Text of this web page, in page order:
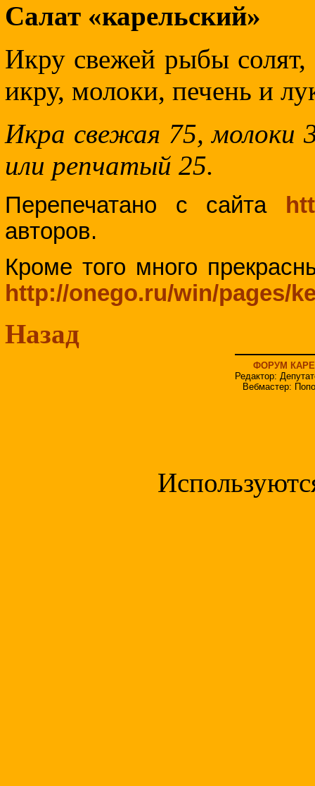
Салат «карельский»
Икру свежей рыбы солят,
икру, молоки, печень и
Икра свежая 75, молоки
или репчатый 25.
Перепечатано с сайта
авторов.
Кроме того много
http://onego.ru/win/pages/
Назад
ФОРУМ
Редактор:
Вебмастер: